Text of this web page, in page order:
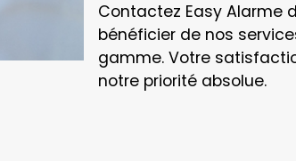
Contactez Easy Alarme
bénéficier de nos
gamme. Votre
notre priorité absolue.